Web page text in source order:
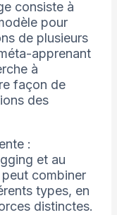
consiste à
pour
de plusieurs
apprenant
à
façon de
des
:
et au
combiner
types, en
distinctes.